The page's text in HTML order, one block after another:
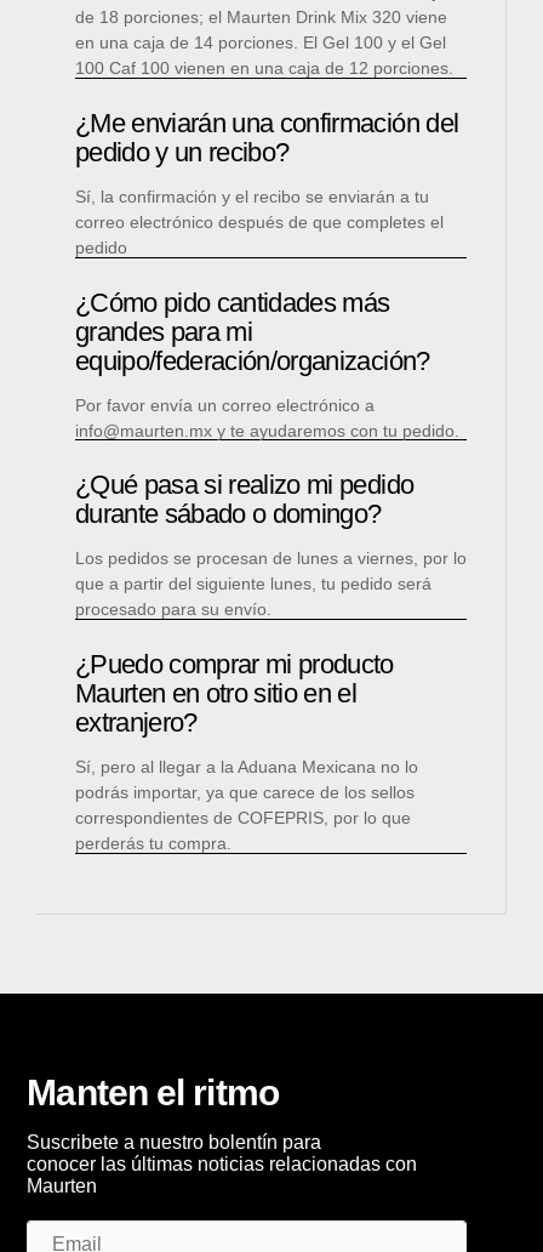
de 18 porciones; el Maurten Drink Mix 320 viene
en una caja de 14 porciones. El Gel 100 y el Gel
100 Caf 100 vienen en una caja de 12 porciones.
¿Me enviarán una confirmación del
pedido y un recibo?
Sí, la confirmación y el recibo se enviarán a tu
correo electrónico después de que completes el
pedido
¿Cómo pido cantidades más
grandes para mi
equipo/federación/organización?
Por favor envía un correo electrónico a
info@maurten.mx y te ayudaremos con tu pedido.
¿Qué pasa si realizo mi pedido
durante sábado o domingo?
Los pedidos se procesan de lunes a viernes, por lo
que a partir del siguiente lunes, tu pedido será
procesado para su envío.
¿Puedo comprar mi producto
Maurten en otro sitio en el
extranjero?
Sí, pero al llegar a la Aduana Mexicana no lo
podrás importar, ya que carece de los sellos
correspondientes de COFEPRIS, por lo que
perderás tu compra.
Manten el ritmo
Suscribete a nuestro bolentín para
conocer las últimas noticias relacionadas con
Maurten